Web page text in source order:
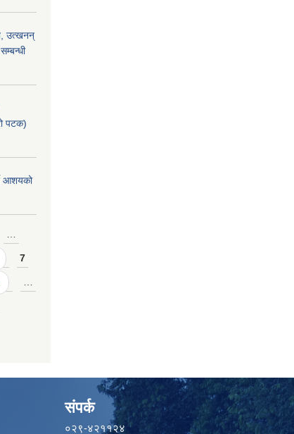
उत्खनन्
पटक)
आशयको
…
7
…
संपर्क
०२९-४२११२४